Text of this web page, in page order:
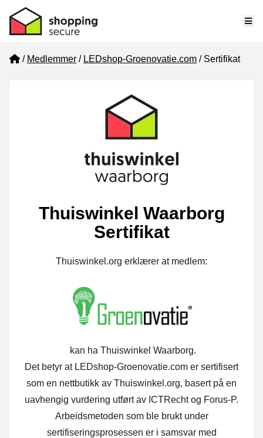
Home
Medlemmer LEDshop-Groenovatie.com Sertifikat
Thuiswinkel Waarborg
Sertifikat
Thuiswinkel.org erklærer at medlem:
kan ha Thuiswinkel Waarborg.
Det betyr at LEDshop-Groenovatie.com er sertifisert
som en nettbutikk av Thuiswinkel.org, basert på en
uavhengig vurdering utført av ICTRecht og Forus-P.
Arbeidsmetoden som ble brukt under
sertifiseringsprosessen er i samsvar med